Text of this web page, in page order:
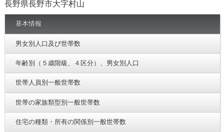
長野県長野市大字村山
基本情報
男女別人口及び世帯数
年齢別（５歳階級、４区分）、男女別人口
世帯人員別一般世帯数
世帯の家族類型別一般世帯数
住宅の種類・所有の関係別一般世帯数